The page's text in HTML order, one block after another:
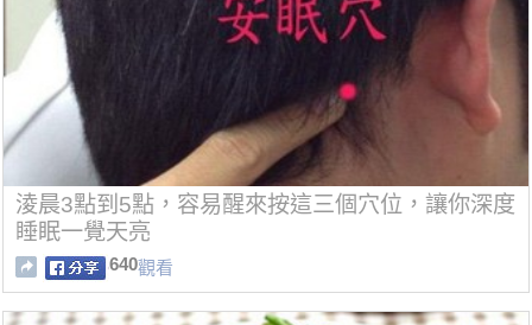
淩晨3點到5點，容易醒來按這三個穴位，讓你深度
睡眠一覺天亮
640觀看